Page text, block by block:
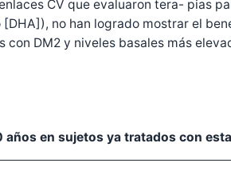
CV que evaluaron tera- pias
no han logrado mostrar el
con DM2 y niveles basales más
años en sujetos ya tratados con